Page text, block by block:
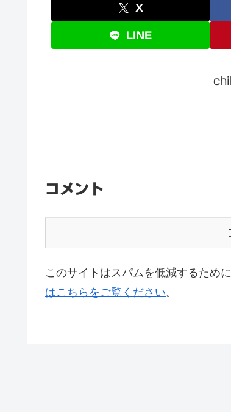
X
LINE
コメント
このサイトはスパムを低減するため
はこちらをご覧ください。